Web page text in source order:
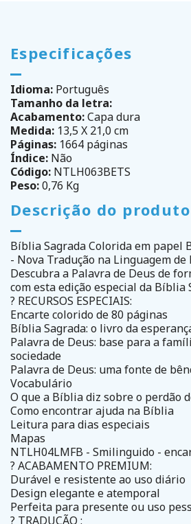
Especificações
Idioma: Português
Tamanho da letra:
Acabamento:Capa dura
Medida: 13,5 X 21,0 cm
Páginas: 1664 páginas
Índice: Não
Código: NTLH063BETS
Peso:0,76 Kg
Descrição do produto
Bíblia Sagrada Colorida em papel
- Nova Tradução na Linguagem de
Descubra a Palavra de Deus de
com esta edição especial da Bíblia
? RECURSOS ESPECIAIS:
Encarte colorido de 80 páginas
Bíblia Sagrada: o livro da
Palavra de Deus: base para a
sociedade
Palavra de Deus: uma fonte de
Vocabulário
O que a Bíblia diz sobre o perdão
Como encontrar ajuda na Bíblia
Leitura para dias especiais
Mapas
NTLH04LMFB - Smilinguido -
? ACABAMENTO PREMIUM:
Durável e resistente ao uso diário
Design elegante e atemporal
Perfeita para presente ou uso
? TRADUÇÃO :